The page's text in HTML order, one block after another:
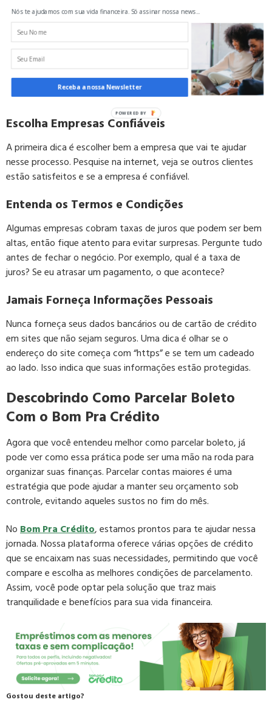
É Seguro Parcelar Boletos?
Além de entender como parcelar boleto, outra etapa
fundamental é garantir que esse procedimento seja seguro.
Podemos adiantar que a resposta para esta pergunta é sim! No
entanto, assim como qualquer outra transação financeira,
necessita de cuidados.
Escolha Empresas Confiáveis
A primeira dica é escolher bem a empresa que vai te ajudar
nesse processo. Pesquise na internet, veja se outros clientes
estão satisfeitos e se a empresa é confiável.
Entenda os Termos e Condições
Algumas empresas cobram taxas de juros que podem ser bem
altas, então fique atento para evitar surpresas. Pergunte tudo
antes de fechar o negócio. Por exemplo, qual é a taxa de
juros? Se eu atrasar um pagamento, o que acontece?
Jamais Forneça Informações Pessoais
Nunca forneça seus dados bancários ou de cartão de crédito
em sites que não sejam seguros. Uma dica é olhar se o
endereço do site começa com “https” e se tem um cadeado
ao lado. Isso indica que suas informações estão protegidas.
Descobrindo Como Parcelar Boleto
Com o Bom Pra Crédito
Agora que você entendeu melhor como parcelar boleto, já
pode ver como essa prática pode ser uma mão na roda para
organizar suas finanças. Parcelar contas maiores é uma
estratégia que pode ajudar a manter seu orçamento sob
controle, evitando aqueles sustos no fim do mês.
NoBom Pra Crédito, estamos prontos para te ajudar nessa
jornada. Nossa plataforma oferece várias opções de crédito
que se encaixam nas suas necessidades, permitindo que você
compare e escolha as melhores condições de parcelamento.
Assim, você pode optar pela solução que traz mais
tranquilidade e benefícios para sua vida financeira.
Gostou deste artigo?
Nós te ajudamos com sua vida financeira. Só assinar nossa news...
Receba a nossa Newsletter